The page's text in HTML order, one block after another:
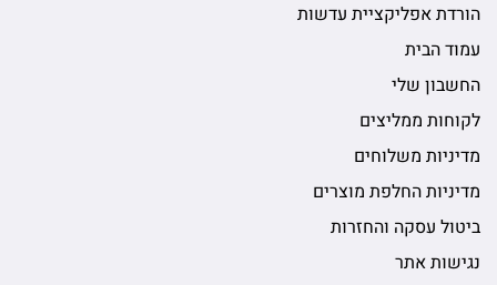
הורדת אפליקציית עדשות
עמוד הבית
החשבון שלי
לקוחות ממליצים
מדיניות משלוחים
מדיניות החלפת מוצרים
ביטול עסקה והחזרות
נגישות אתר